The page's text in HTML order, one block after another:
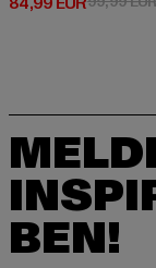
BEN!